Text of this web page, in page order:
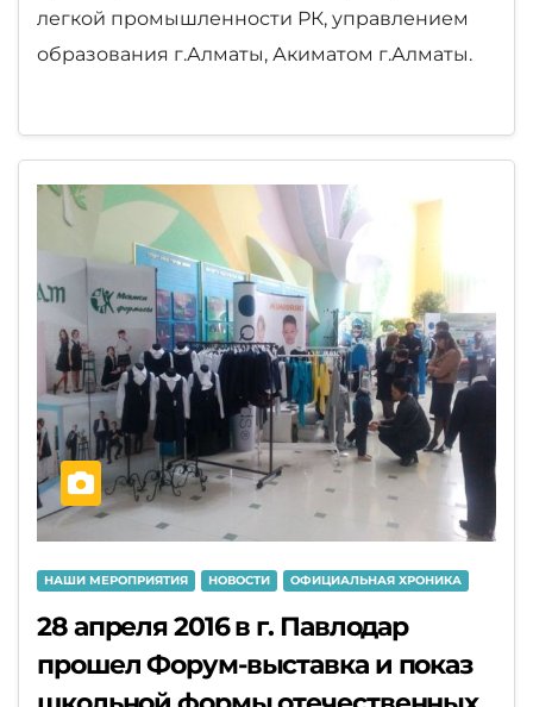
легкой промышленности РК, управлением
образования г.Алматы, Акиматом г.Алматы.
НАШИ МЕРОПРИЯТИЯ НОВОСТИ ОФИЦИАЛЬНАЯ ХРОНИКА
28 апреля 2016 в г. Павлодар
прошел Форум-выставка и показ